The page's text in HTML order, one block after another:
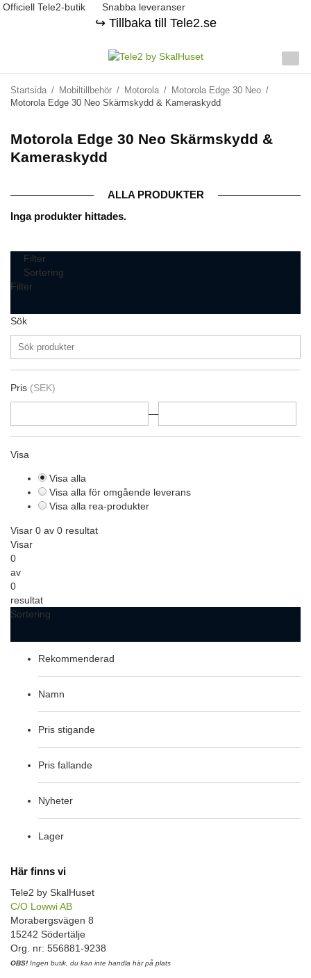
Officiell Tele2-butik Snabba leveranser
↪️ Tillbaka till Tele2.se
Startsida / Mobiltillbehör / Motorola / Motorola Edge 30 Neo /
Motorola Edge 30 Neo Skärmskydd & Kameraskydd
Motorola Edge 30 Neo Skärmskydd &
Kameraskydd
ALLA PRODUKTER
Inga produkter hittades.
Filter
Sortering
Filter
Sök
Pris (SEK)
—
Visa
Visa alla
Visa alla för omgående leverans
Visa alla rea-produkter
Visar 0 av 0 resultat
Visar
0
av
0
resultat
Sortering
Rekommenderad
Namn
Pris stigande
Pris fallande
Nyheter
Lager
Här finns vi
Tele2 by SkalHuset
C/O Lowwi AB
Morabergsvägen 8
15242 Södertälje
Org. nr: 556881-9238
OBS! Ingen butik, du kan inte handla här på plats